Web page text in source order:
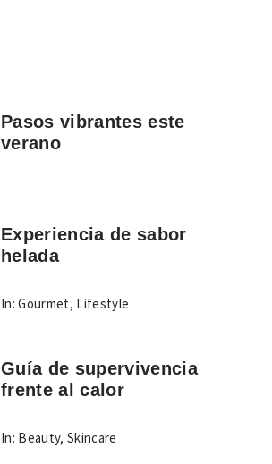
Pasos vibrantes este
verano
Experiencia de sabor
helada
In: Gourmet, Lifestyle
Guía de supervivencia
frente al calor
In: Beauty,Skincare